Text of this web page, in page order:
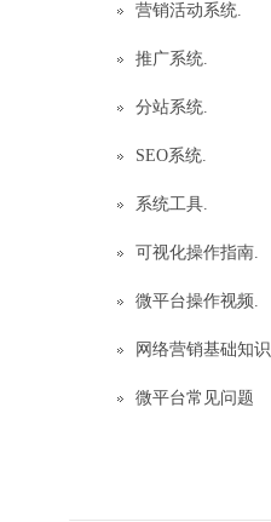
营销活动系统.
推广系统.
分站系统.
SEO系统.
系统工具.
可视化操作指南.
微平台操作视频.
网络营销基础知识
微平台常见问题